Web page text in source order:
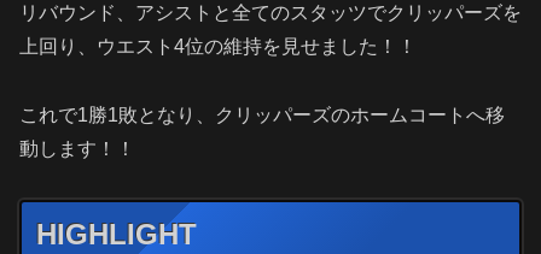
リバウンド、アシストと全てのスタッツでクリッパーズを
上回り、ウエスト4位の維持を見せました！！
これで1勝1敗となり、クリッパーズのホームコートへ移
動します！！
HIGHLIGHT